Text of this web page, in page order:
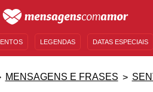
LEGENDAS DATAS ESPECIAIS
MENSAGENS E FRASES